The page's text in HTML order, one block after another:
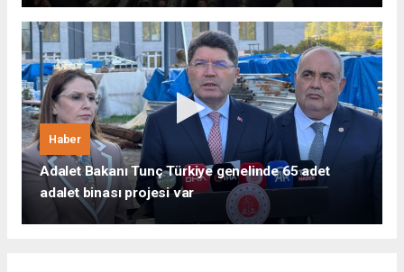
Haber
Adalet Bakanı Tunç Türkiye genelinde 65 adet
adalet binası projesi var